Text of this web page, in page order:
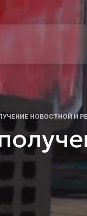
НОВОСТНОЙ И